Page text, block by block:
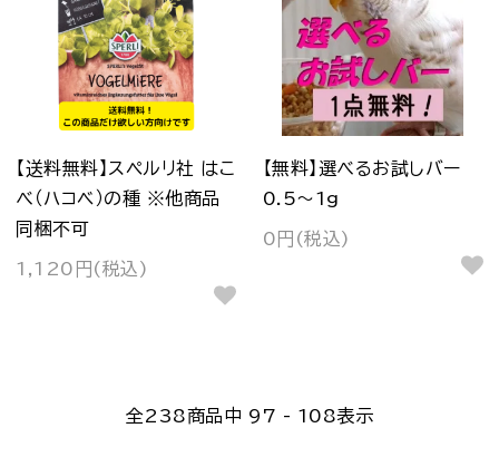
【送料無料】スペルリ社 はこ
べ（ハコベ）の種 ※他商品
同梱不可
1,120円(税込)
【無料】選べるお試しバー
0.5～1g
0円(税込)
全238商品中 97 - 108表示